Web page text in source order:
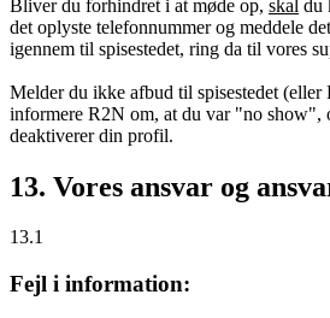
Bliver du forhindret i at møde op, skal du
det oplyste telefonnummer og meddele
igennem til spisestedet, ring da til vores
Melder du ikke afbud til spisestedet (eller
informere R2N om, at du var "no show",
deaktiverer din profil.
13. Vores ansvar og
13.1
Fejl i information: